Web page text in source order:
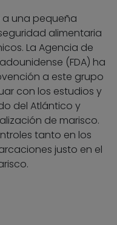
a una pequeña
alimentaria
La Agencia de
(FDA) ha
a este grupo
con los estudios y
del Atlántico y
de marisco.
tanto en los
justo en el